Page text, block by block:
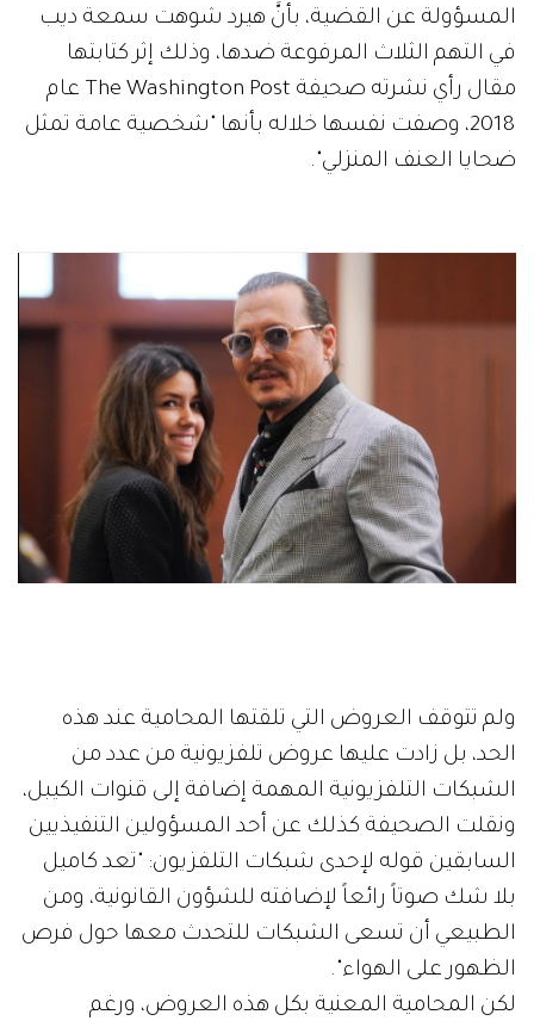
المسؤولة عن القضية، بأنَّ هيرد شوهت سمعة ديب
في التهم الثلاث المرفوعة ضدها، وذلك إثر كتابتها
مقال رأي نشرته صحيفة The Washington Post عام
2018، وصفت نفسها خلاله بأنها "شخصية عامة تمثل
ضحايا العنف المنزلي".
ولم تتوقف العروض التي تلقتها المحامية عند هذه
الحد، بل زادت عليها عروض تلفزيونية من عدد من
الشبكات التلفزيونية المهمة إضافة إلى قنوات الكيبل،
ونقلت الصحيفة كذلك عن أحد المسؤولين التنفيذيين
السابقين قوله لإحدى شبكات التلفزيون: "تعد كاميل
بلا شك صوتاً رائعاً لإضافته للشؤون القانونية، ومن
الطبيعي أن تسعى الشبكات للتحدث معها حول فرص
الظهور على الهواء".
لكن المحامية المعنية بكل هذه العروض، ورغم